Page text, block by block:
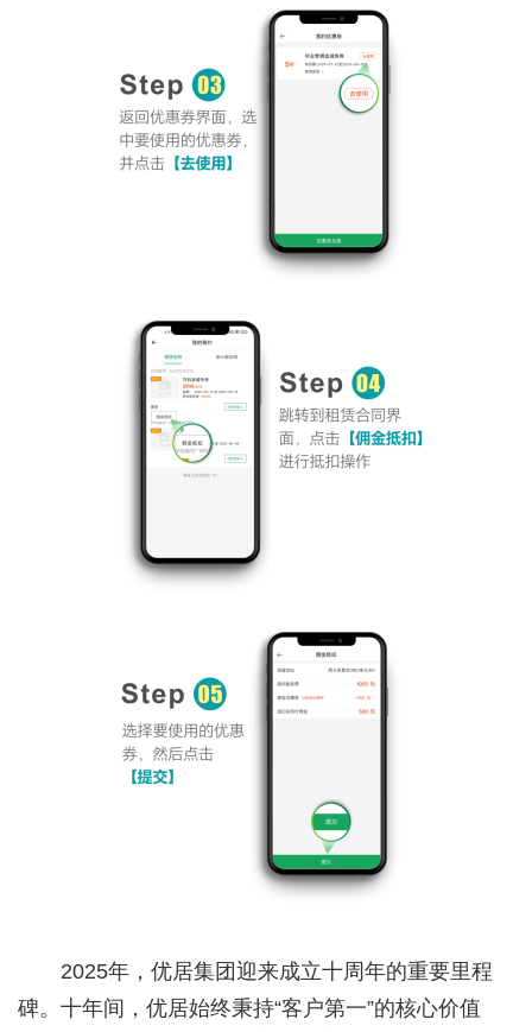
2025年，优居集团迎来成立十周年的重要里程
碑。十年间，优居始终秉持“客户第一”的核心价值